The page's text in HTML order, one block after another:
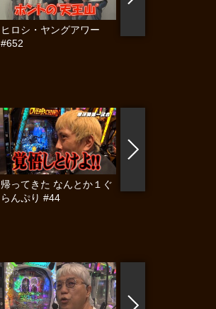
ヒロシ・ヤングアワー
#652
帰ってきた なんとか１ぐ
らんぷり #44